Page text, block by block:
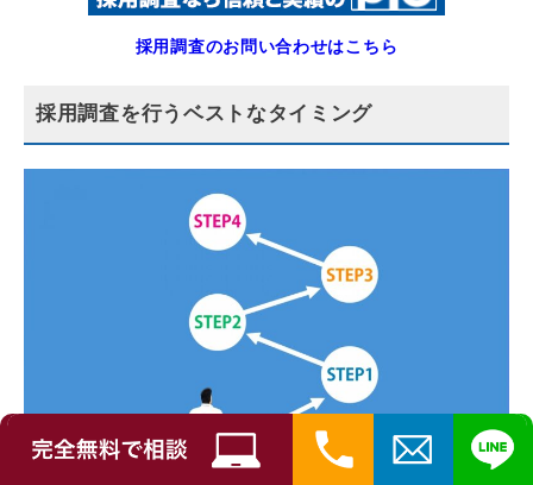
採用調査のお問い合わせはこちら
採用調査を行うベストなタイミング